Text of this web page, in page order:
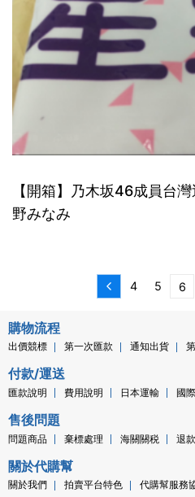
【開箱】乃木坂46成員台
野みなみ
4 5 6
購物流程
出價競標 第一次匯款 通知出貨
付款/運送
匯款說明 費用說明 日本運輸 國
售後問題
問題商品 棄標處理 海關關税 退
關於代購幫
關於我們 拍賣平台特色 代購幫服務